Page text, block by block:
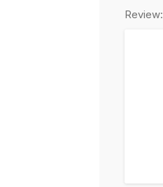
Review: